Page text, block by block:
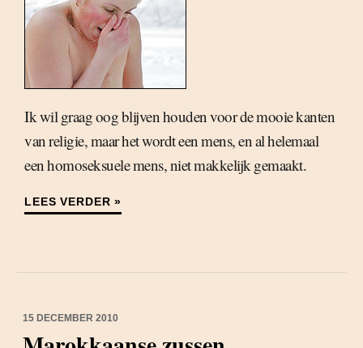
Ik wil graag oog blijven houden voor de mooie kanten
van religie, maar het wordt een mens, en al helemaal
een homoseksuele mens, niet makkelijk gemaakt.
LEES VERDER »
15 DECEMBER 2010